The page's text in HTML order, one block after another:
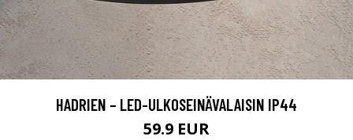
HADRIEN – LED-ULKOSEINÄVALAISIN IP44
59.9 EUR